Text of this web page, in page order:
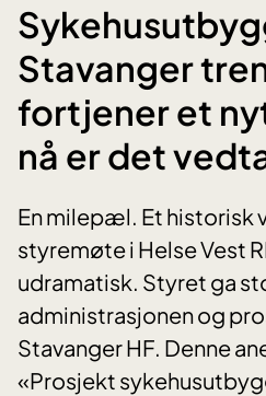
Stavanger
fortjener et
nå er det
En milepæl. Et historisk
styremøte i Helse Vest
udramatisk. Styret ga
administrasjonen og
Stavanger HF. Denne
«Prosjekt